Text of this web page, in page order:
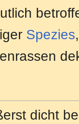
Spezies
dicht